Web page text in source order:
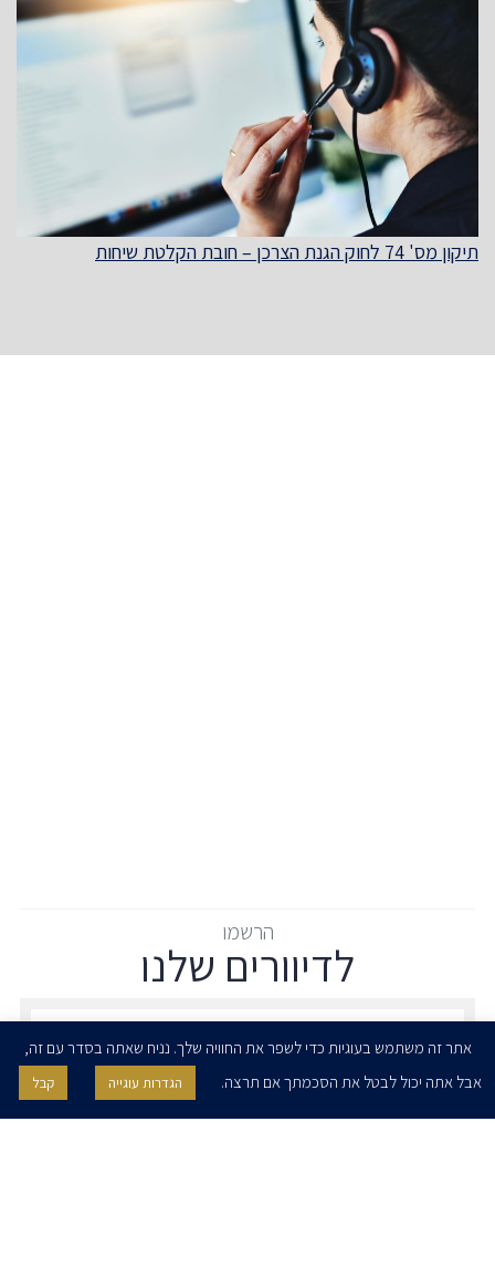
תיקון מס' 74 לחוק הגנת הצרכן – חובת הקלטת שיחות
הרשמו
לדיוורים שלנו
אני מאשר/ת בזאת להרצוג, פוקס, נאמן ושות' לשלוח לי ניוזלטרים,
הודעות והזמנות לאירועים וכנסים. אני רשאי/ת לחזור בי מהסכמתי לעיל בכל
אתר זה משתמש בעוגיות כדי לשפר את החוויה שלך. נניח שאתה בסדר עם זה,
אבל אתה יכול לבטל את הסכמתך אם תרצה.
הגדרות עוגייה קבל